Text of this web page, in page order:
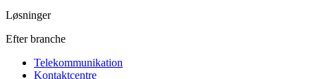
Løsninger
Efter branche
Telekommunikation
Kontaktcentre